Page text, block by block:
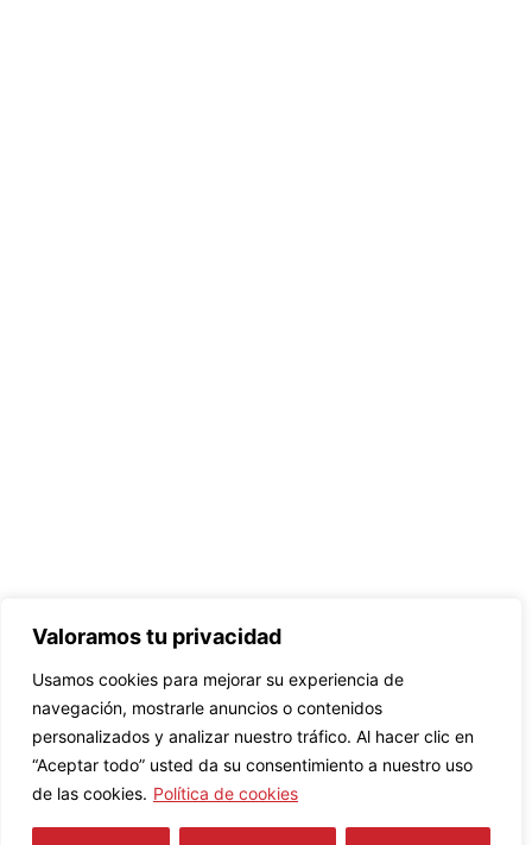
Valoramos tu privacidad
Usamos cookies para mejorar su experiencia de
navegación, mostrarle anuncios o contenidos
personalizados y analizar nuestro tráfico. Al hacer clic en
“Aceptar todo” usted da su consentimiento a nuestro uso
de las cookies. Política de cookies